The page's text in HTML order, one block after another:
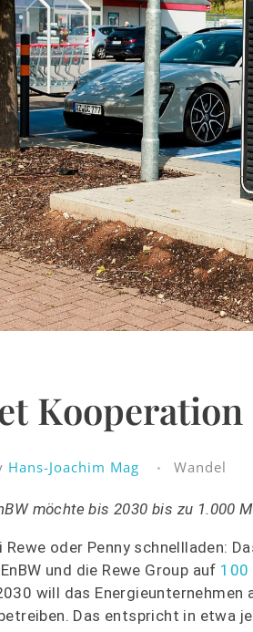
Kooperation
Hans-Joachim Mag Wandel
möchte bis 2030 bis zu 1.000
Rewe oder Penny schnellladen:
und die Rewe Group auf 100
will das Energieunternehmen
Das entspricht in etwa